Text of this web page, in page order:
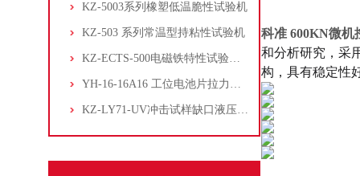
KZ-5003系列橡塑低温脆性试验机
KZ-503 系列常温型持粘性试验机
KZ-ECTS-500电磁铁特性试验系统
YH-16-16A16 工位电池片拉力试验机
KZ-LY71-UV冲击试样缺口液压拉床
科准 600KN微机
和分析研究，采
构，具有稳定性